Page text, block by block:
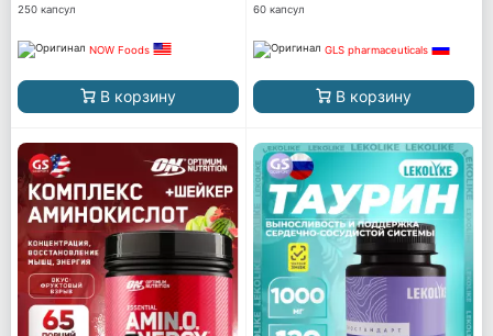
250 капсул
NOW Foods
В корзину
60 капсул
GLS pharmaceuticals
В корзину